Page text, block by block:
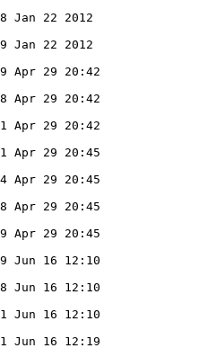
Jan 22 2012
22 2012
Apr 29 20:42
Apr 29 20:42
Apr 29 20:42
Apr 29 20:45
Apr 29 20:45
Apr 29 20:45
Apr 29 20:45
Jun 16 12:10
Jun 16 12:10
Jun 16 12:10
Jun 16 12:19